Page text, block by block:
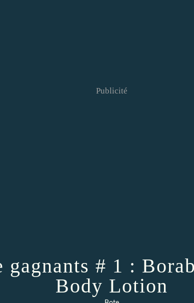
Publicité
gagnants # 1 :
Body Lotion